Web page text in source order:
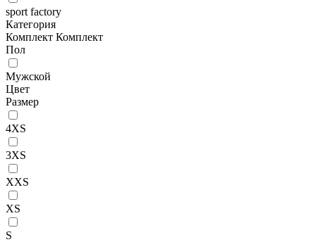
sport factory
Категория
Комплект Комплект
Пол
Мужской
Цвет
Размер
4XS
3XS
XXS
XS
S